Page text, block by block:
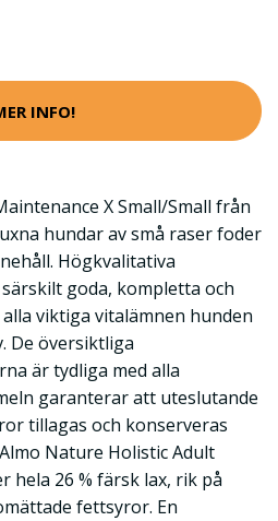
INFO!
X Small/Small från
hundar av små raser foder
Högkvalitativa
goda, kompletta och
viktiga vitalämnen hunden
De översiktliga
är tydliga med alla
garanterar att uteslutande
tillagas och konserveras
Nature Holistic Adult
hela 26 % färsk lax, rik på
fettsyror. En